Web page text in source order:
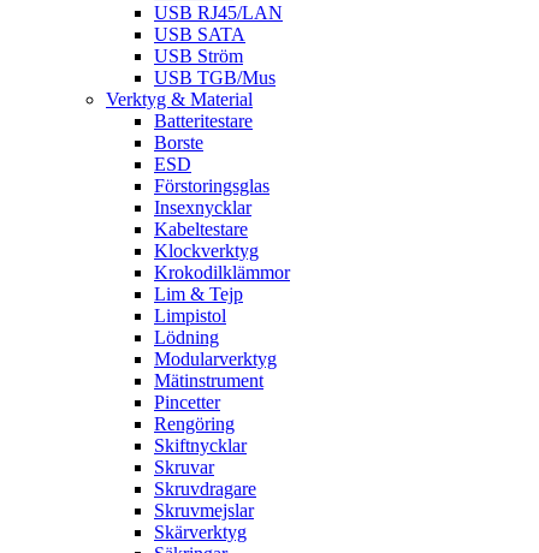
USB RJ45/LAN
USB SATA
USB Ström
USB TGB/Mus
Verktyg & Material
Batteritestare
Borste
ESD
Förstoringsglas
Insexnycklar
Kabeltestare
Klockverktyg
Krokodilklämmor
Lim & Tejp
Limpistol
Lödning
Modularverktyg
Mätinstrument
Pincetter
Rengöring
Skiftnycklar
Skruvar
Skruvdragare
Skruvmejslar
Skärverktyg